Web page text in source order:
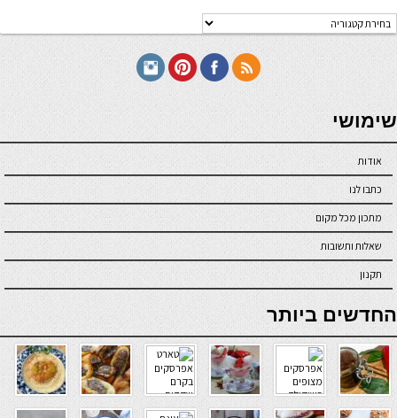
קטגוריות
מתכונים
seriöse online casinos österreich
שימושי
אודות
כתבו לנו
מתכון מכל מקום
שאלות ותשובות
תקנון
online casino
החדשים ביותר